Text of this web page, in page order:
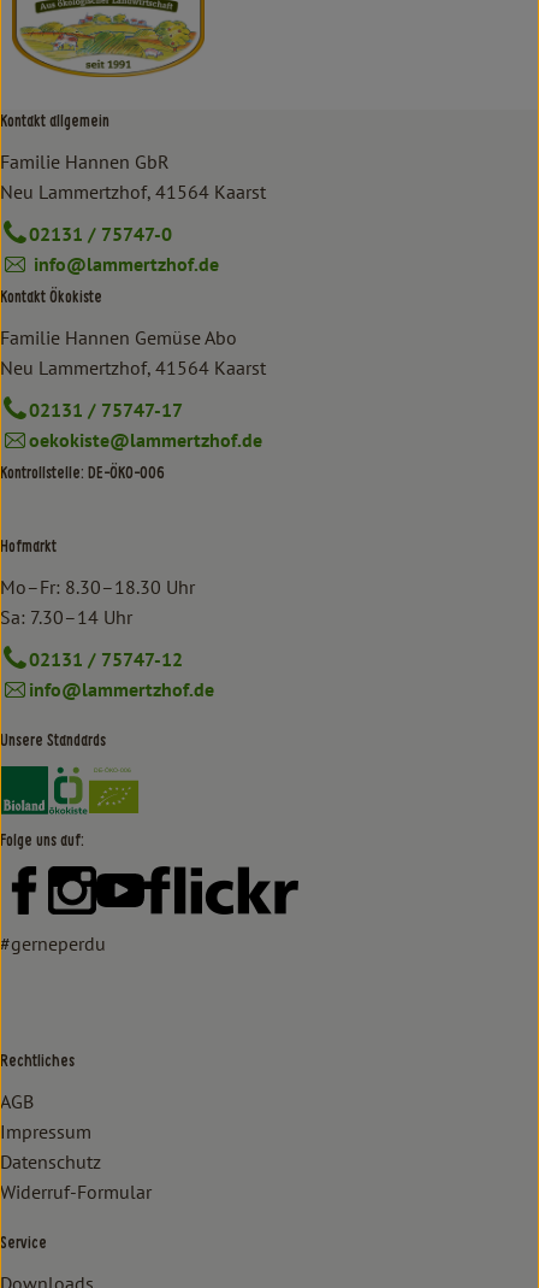
Kontakt allgemein
Familie Hannen GbR
Neu Lammertzhof, 41564 Kaarst
02131 / 75747-0
info@lammertzhof.de
Kontakt Ökokiste
Familie Hannen Gemüse Abo
Neu Lammertzhof, 41564 Kaarst
02131 / 75747-17
oekokiste@lammertzhof.de
Kontrollstelle: DE-ÖKO-006
Hofmarkt
Mo–Fr: 8.30–18.30 Uhr
Sa: 7.30–14 Uhr
02131 / 75747-12
info@lammertzhof.de
Unsere Standards
Externer Link zu https://www.bioland.de/verbraucher
Externer Link zu https://www.oekokiste.de/
Folge uns auf:
Externer Link zu https://www.facebook.com/lammertzhof/
Externer Link zu https://www.instagram.com/
Externer Link zu https://www.youtube.com/
Externer Link zu https://
#gerneperdu
Rechtliches
AGB
Impressum
Datenschutz
Widerruf-Formular
Service